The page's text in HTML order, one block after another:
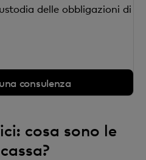
delle obbligazioni di
consulenza
cosa sono le